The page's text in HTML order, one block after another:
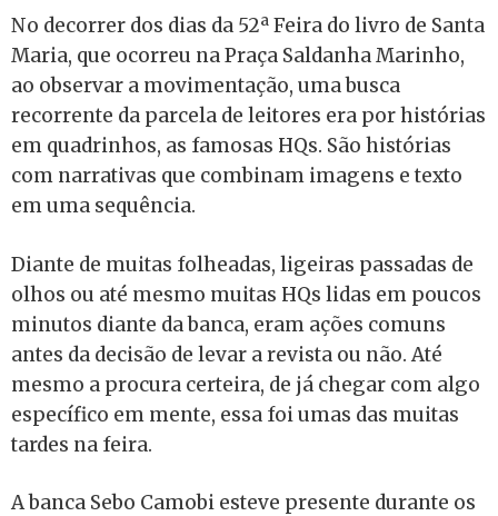
No decorrer dos dias da 52ª Feira do livro de Santa
Maria, que ocorreu na Praça Saldanha Marinho,
ao observar a movimentação, uma busca
recorrente da parcela de leitores era por histórias
em quadrinhos, as famosas HQs. São histórias
com narrativas que combinam imagens e texto
em uma sequência.
Diante de muitas folheadas, ligeiras passadas de
olhos ou até mesmo muitas HQs lidas em poucos
minutos diante da banca, eram ações comuns
antes da decisão de levar a revista ou não. Até
mesmo a procura certeira, de já chegar com algo
específico em mente, essa foi umas das muitas
tardes na feira.
A banca Sebo Camobi esteve presente durante os